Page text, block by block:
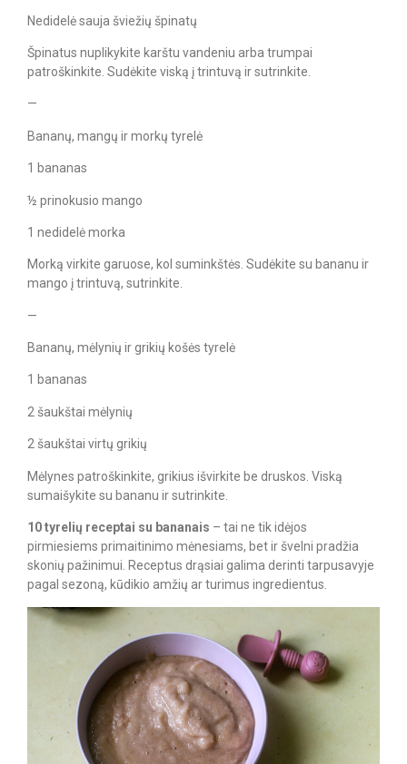
Nedidelė sauja šviežių špinatų
Špinatus nuplikykite karštu vandeniu arba trumpai
patroškinkite. Sudėkite viską į trintuvą ir sutrinkite.
—
Bananų, mangų ir morkų tyrelė
1 bananas
½ prinokusio mango
1 nedidelė morka
Morką virkite garuose, kol suminkštės. Sudėkite su bananu ir
mango į trintuvą, sutrinkite.
—
Bananų, mėlynių ir grikių košės tyrelė
1 bananas
2 šaukštai mėlynių
2 šaukštai virtų grikių
Mėlynes patroškinkite, grikius išvirkite be druskos. Viską
sumaišykite su bananu ir sutrinkite.
10 tyrelių receptai su bananais – tai ne tik idėjos
pirmiesiems primaitinimo mėnesiams, bet ir švelni pradžia
skonių pažinimui. Receptus drąsiai galima derinti tarpusavyje
pagal sezoną, kūdikio amžių ar turimus ingredientus.